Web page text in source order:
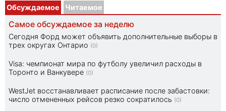
Обсуждаемое Читаемое
Самое обсуждаемое за неделю
Сегодня Форд может объявить дополнительные выборы в
трех округах Онтарио (0)
Visa: чемпионат мира по футболу увеличил расходы в
Торонто и Ванкувере (0)
WestJet восстанавливает расписание после забастовки:
число отмененных рейсов резко сократилось (0)